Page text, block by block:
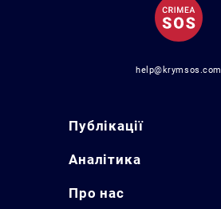
help@krymsos.com
Публікації
Аналітика
Про нас